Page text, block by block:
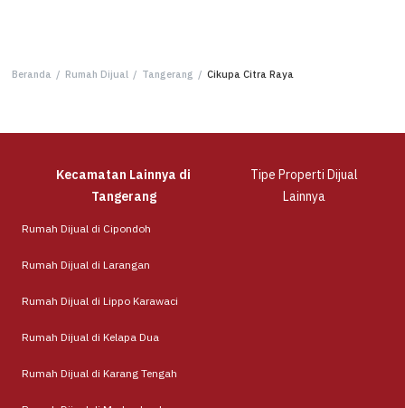
Beranda / Rumah Dijual / Tangerang / Cikupa Citra Raya
Kecamatan Lainnya di
Tangerang
Tipe Properti Dijual
Lainnya
Rumah Dijual di Cipondoh
Rumah Dijual di Larangan
Rumah Dijual di Lippo Karawaci
Rumah Dijual di Kelapa Dua
Rumah Dijual di Karang Tengah